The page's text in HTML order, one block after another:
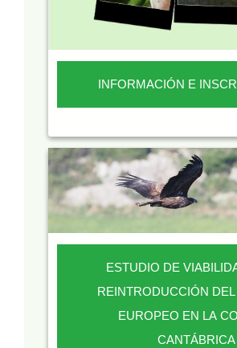
INFORMACIÓN E
ESTUDIO DE
REINTRODUCCIÓN
EUROPEO EN LA
CANTÁBRICA